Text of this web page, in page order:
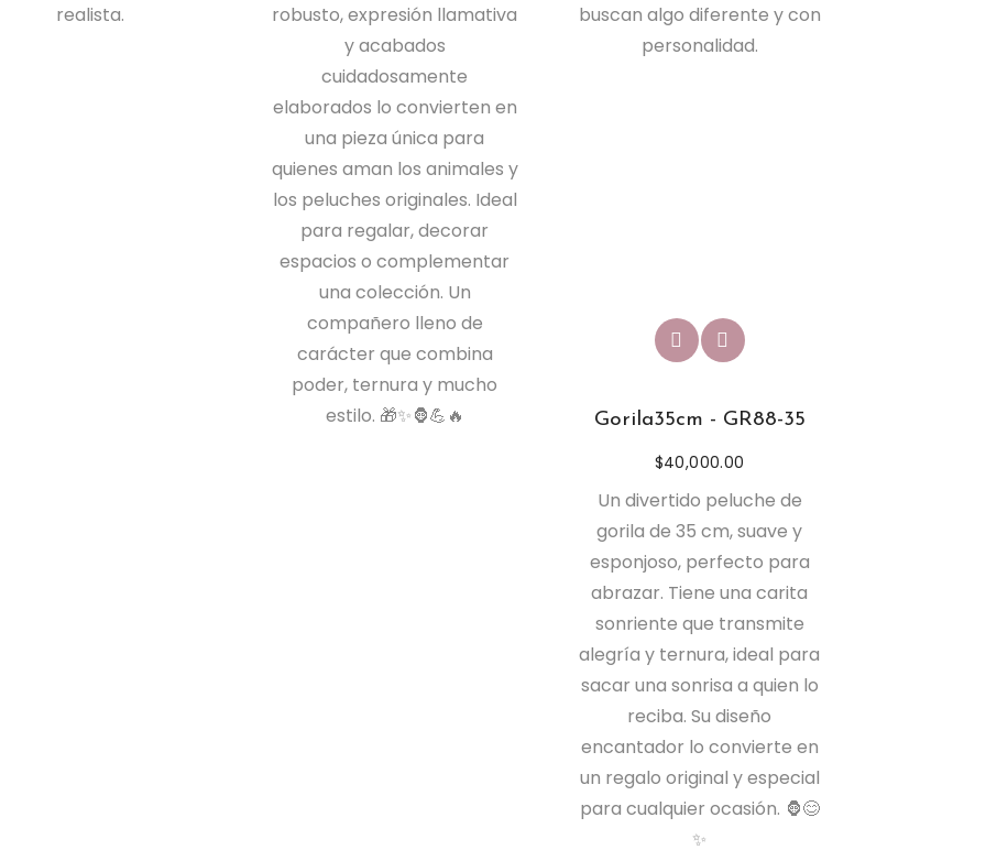
realista.
robusto, expresión llamativa
y acabados
cuidadosamente
elaborados lo convierten en
una pieza única para
quienes aman los animales y
los peluches originales. Ideal
para regalar, decorar
espacios o complementar
una colección. Un
compañero lleno de
carácter que combina
poder, ternura y mucho
estilo. 🎁✨🦍💪🔥
buscan algo diferente y con
personalidad.
Gorila35cm - GR88-35
$40,000.00
Un divertido peluche de
gorila de 35 cm, suave y
esponjoso, perfecto para
abrazar. Tiene una carita
sonriente que transmite
alegría y ternura, ideal para
sacar una sonrisa a quien lo
reciba. Su diseño
encantador lo convierte en
un regalo original y especial
para cualquier ocasión. 🦍😊
✨